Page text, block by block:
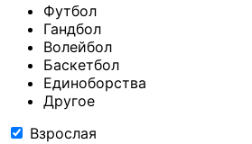
Футбол
Гандбол
Волейбол
Баскетбол
Единоборства
Другое
Взрослая